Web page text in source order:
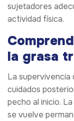
sujetadores
actividad física.
la grasa
La supervivencia
cuidados
pecho al inicio.
se vuelve